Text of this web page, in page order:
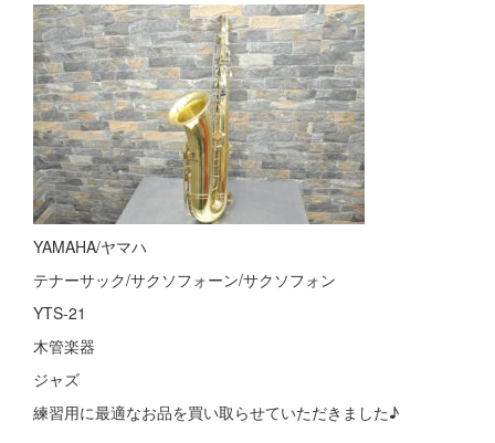
YAMAHA/ヤマハ
テナーサック/サクソフォーン/サクソフォン
YTS-21
木管楽器
ジャズ
練習用に最適なお品を買い取らせていただきました♪